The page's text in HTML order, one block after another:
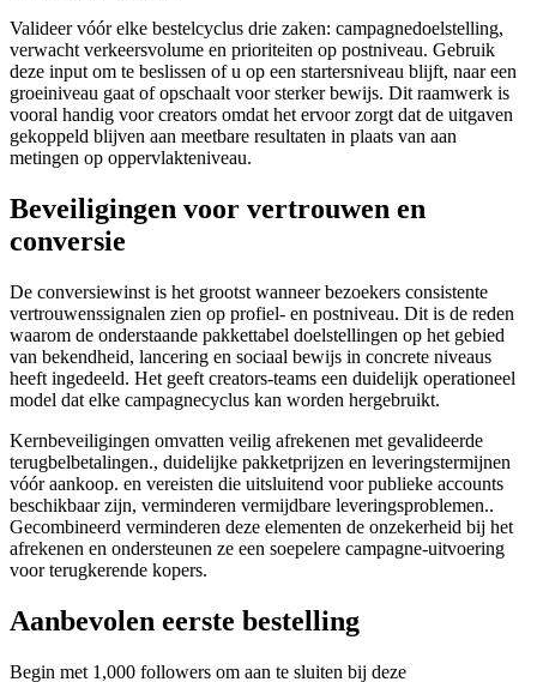
Valideer vóór elke bestelcyclus drie zaken: campagnedoelstelling,
verwacht verkeersvolume en prioriteiten op postniveau. Gebruik
deze input om te beslissen of u op een startersniveau blijft, naar een
groeiniveau gaat of opschaalt voor sterker bewijs. Dit raamwerk is
vooral handig voor creators omdat het ervoor zorgt dat de uitgaven
gekoppeld blijven aan meetbare resultaten in plaats van aan
metingen op oppervlakteniveau.
Beveiligingen voor vertrouwen en
conversie
De conversiewinst is het grootst wanneer bezoekers consistente
vertrouwenssignalen zien op profiel- en postniveau. Dit is de reden
waarom de onderstaande pakkettabel doelstellingen op het gebied
van bekendheid, lancering en sociaal bewijs in concrete niveaus
heeft ingedeeld. Het geeft creators-teams een duidelijk operationeel
model dat elke campagnecyclus kan worden hergebruikt.
Kernbeveiligingen omvatten veilig afrekenen met gevalideerde
terugbelbetalingen., duidelijke pakketprijzen en leveringstermijnen
vóór aankoop. en vereisten die uitsluitend voor publieke accounts
beschikbaar zijn, verminderen vermijdbare leveringsproblemen..
Gecombineerd verminderen deze elementen de onzekerheid bij het
afrekenen en ondersteunen ze een soepelere campagne-uitvoering
voor terugkerende kopers.
Aanbevolen eerste bestelling
Begin met 1,000 followers om aan te sluiten bij deze